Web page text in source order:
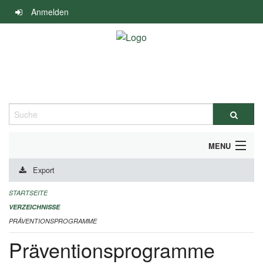
Navigation
überspringen
Anmelden
Suche
MENU
DURCHFÜHRUNG UND FINANZIERUNG
IMPRESSUM
Export
STARTSEITE
VERZEICHNISSE
PRÄVENTIONSPROGRAMME
Präventionsprogramme